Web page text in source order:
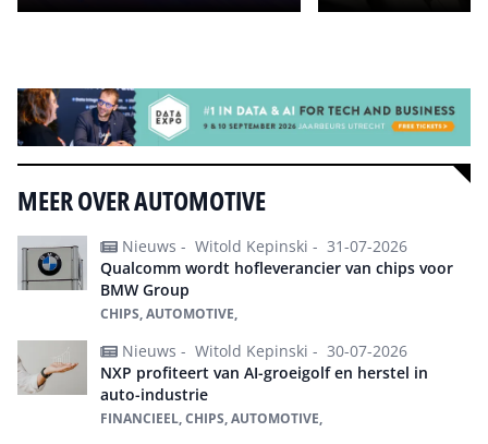
MEER OVER AUTOMOTIVE
Nieuws - Witold Kepinski - 31-07-2026
Qualcomm wordt hofleverancier van chips voor
BMW Group
CHIPS, AUTOMOTIVE,
Nieuws - Witold Kepinski - 30-07-2026
NXP profiteert van AI-groeigolf en herstel in
auto-industrie
FINANCIEEL, CHIPS, AUTOMOTIVE,